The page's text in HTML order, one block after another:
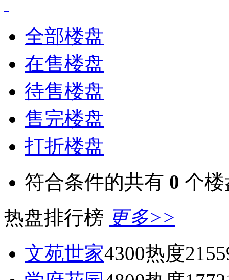
全部楼盘
在售楼盘
待售楼盘
售完楼盘
打折楼盘
符合条件的共有 0 个楼
热盘排行榜 更多>>
文苑世家4300热度